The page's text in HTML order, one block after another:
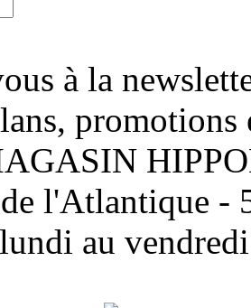
à la
promotions
de l'Atlantique -
au